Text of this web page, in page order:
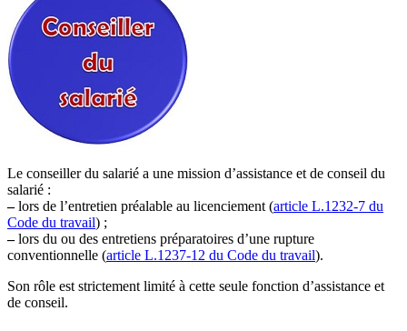
Le conseiller du salarié a une mission d’assistance et de conseil du
salarié :
–lors de l’entretien préalable au licenciement (article L.1232-7 du
Code du travail) ;
–lors du ou des entretiens préparatoires d’une rupture
conventionnelle (article L.1237-12 du Code du travail).
Son rôle est strictement limité à cette seule fonction d’assistance et
de conseil.